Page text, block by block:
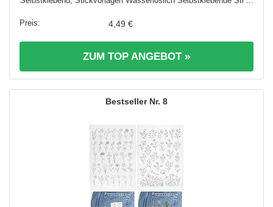
4,49 €
ZUM TOP ANGEBOT »
8